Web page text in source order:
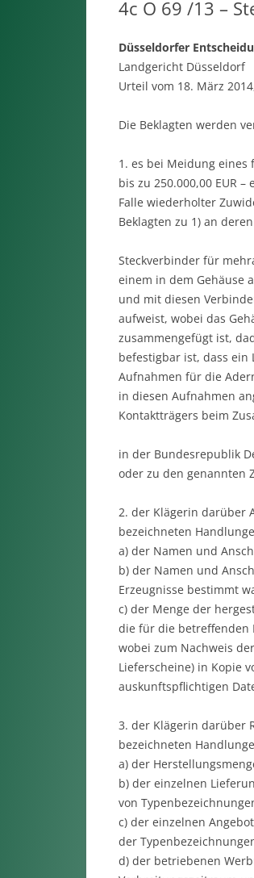
4c O 69 /13 –
Düsseldorfer
Landgericht Düsseldorf
Urteil vom 18. März
Die Beklagten werden
1. es bei Meidung
bis zu 250.000,00 EUR
Falle wiederholter
Beklagten zu 1) an
Steckverbinder für
einem in dem Gehäuse
und mit diesen
aufweist, wobei das
zusammengefügt ist,
befestigbar ist, dass ein
Aufnahmen für die
in diesen Aufnahmen
Kontaktträgers beim
in der Bundesrepublik
oder zu den genannten
2. der Klägerin darüber
bezeichneten
a) der Namen und
b) der Namen und
Erzeugnisse bestimmt
c) der Menge der
die für die betreffenden
wobei zum Nachweis
Lieferscheine) in Kopie
auskunftspflichtigen
3. der Klägerin darüber
bezeichneten
a) der
b) der einzelnen
von
c) der einzelnen
der
d) der betriebenen